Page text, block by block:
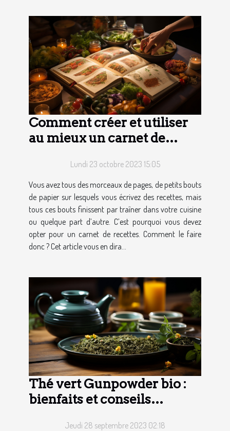
Comment créer et utiliser
au mieux un carnet de
Lundi 23 octobre 2023 15:05
Vous avez tous des morceaux de pages, de petits bouts
de papier sur lesquels vous écrivez des recettes, mais
tous ces bouts finissent par traîner dans votre cuisine
ou quelque part d’autre. C’est pourquoi vous devez
opter pour un carnet de recettes. Comment le faire
donc ? Cet article vous en dira...
Thé vert Gunpowder bio :
bienfaits et conseils
Jeudi 28 septembre 2023 02:18